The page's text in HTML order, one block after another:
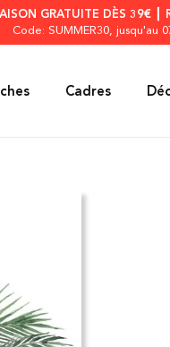
GRATUITE DÈS 39€
Code: SUMMER30, jusqu'au
Cadres